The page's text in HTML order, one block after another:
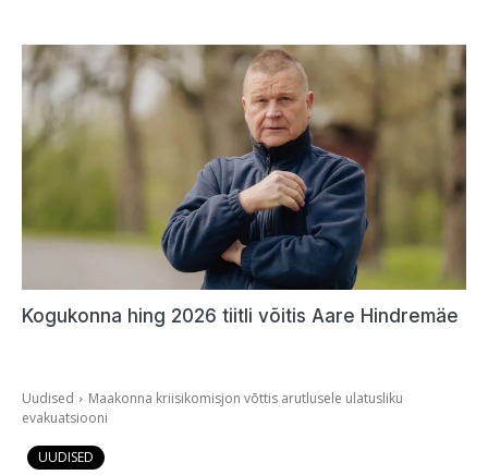
Kogukonna hing 2026 tiitli võitis Aare Hindremäe